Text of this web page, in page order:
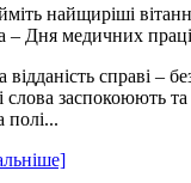
найщиріші
– Дня медичних
відданість справі –
слова заспокоюють
полі...